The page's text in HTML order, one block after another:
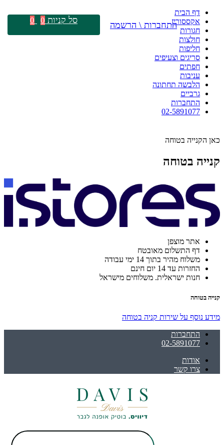
דף הבית
אקססוריז
חגורות
חולצות
חליפות
סריגים וצעיפים
חפתים
עניבות
הלבשה תחתונה
גרביים
התחברות
02-5891077
כאן הקנייה בטוחה
קנייה בטוחה
אתר מוצפן
דף התשלום מאובטח
משלוח מהיר בתוך 14 ימי עבודה
החזרות עד 14 יום חינם
חנות ישראלית. משלוחים מישראל
קנייה בטוחה
מידע נוסף על שירות קניה בטוחה
התחברות
02-5891077
אודות
צרו קשר
התחברות \ הרשמה סל קניות 0
0